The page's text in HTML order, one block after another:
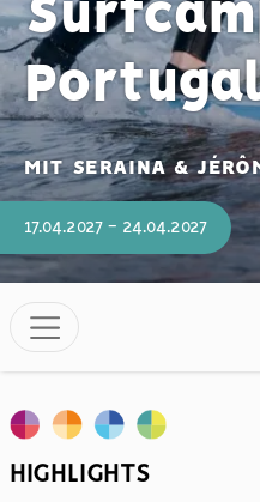
MIT SERAINA &
17.04.2027 - 24.04.2027
HIGHLIGHTS